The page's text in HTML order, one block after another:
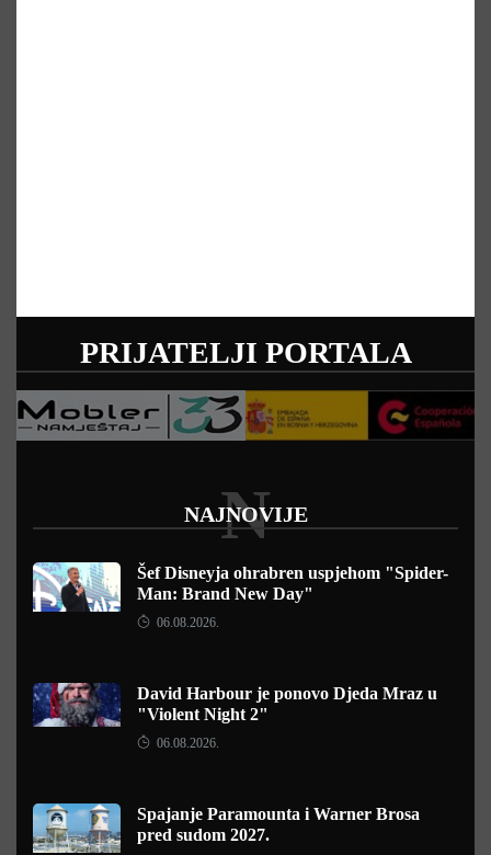
PRIJATELJI PORTALA
NAJNOVIJE
N
Šef Disneyja ohrabren uspjehom "Spider-
Man: Brand New Day"
06.08.2026.
David Harbour je ponovo Djeda Mraz u
"Violent Night 2"
06.08.2026.
Spajanje Paramounta i Warner Brosa
pred sudom 2027.